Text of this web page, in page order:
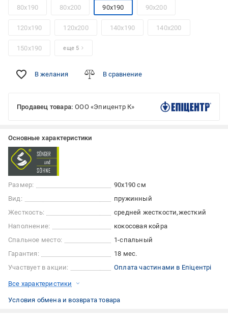
80x190 80x200 90x190 90x200
120x190 120x200 140x190 140x200
150x190 еще 5
В желания В сравнение
Продавец товара: ООО «Эпицентр К»
Основные характеристики
Размер:
90x190 см
Вид:
пружинный
Жесткость:
средней жесткости жесткий
Наполнение:
кокосовая койра
Спальное место:
1-спальный
Гарантия:
18 мес.
Участвует в акции:
Оплата частинами в Епіцентрі
Все характеристики
Условия обмена и возврата товара